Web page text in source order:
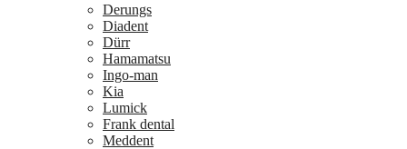
Derungs
Diadent
Dürr
Hamamatsu
Ingo-man
Kia
Lumick
Frank dental
Meddent